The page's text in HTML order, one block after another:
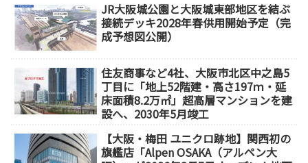
JR大阪城公園と大阪城東部地区を結ぶ
接続デッキ2028年春供用開始予定（完
成予想図公開）
住友商事など4社、大阪市北区中之島5
丁目に「地上52階建・高さ197ｍ・延
床面積8.2万㎡」超高層マンションを建
設へ、2030年5月竣工
【大阪・梅田 ユニクロ跡地】関西初の
旗艦店「Alpen OSAKA（アルペン大